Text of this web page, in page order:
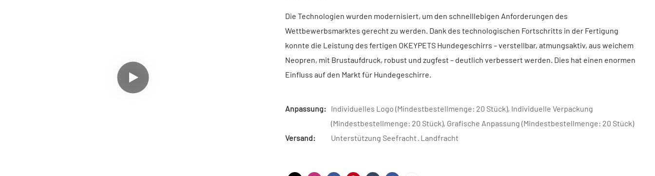
Die Technologien wurden modernisiert, um den schnelllebigen Anforderungen des
Wettbewerbsmarktes gerecht zu werden. Dank des technologischen Fortschritts in der Fertigung
konnte die Leistung des fertigen OKEYPETS Hundegeschirrs – verstellbar, atmungsaktiv, aus weichem
Neopren, mit Brustaufdruck, robust und zugfest – deutlich verbessert werden. Dies hat einen enormen
Einfluss auf den Markt für Hundegeschirre.
Anpassung: Individuelles Logo (Mindestbestellmenge: 20 Stück), Individuelle Verpackung
(Mindestbestellmenge: 20 Stück), Grafische Anpassung (Mindestbestellmenge: 20 Stück)
Versand:
Unterstützung Seefracht · Landfracht